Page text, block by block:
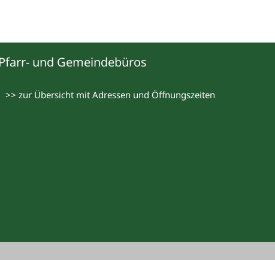
Pfarr- und Gemeindebüros
>> zur Übersicht mit Adressen und Öffnungszeiten